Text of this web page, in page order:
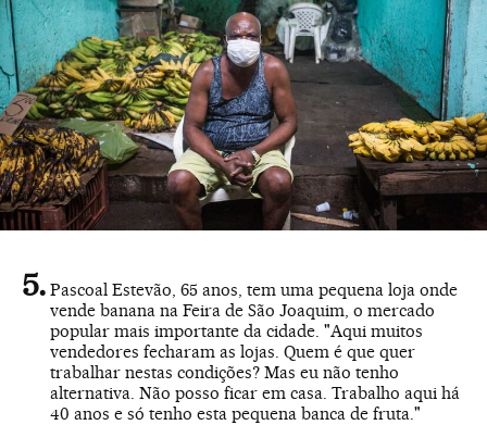
Pascoal Estevão, 65 anos, tem uma pequena loja onde
vende banana na Feira de São Joaquim, o mercado
popular mais importante da cidade. "Aqui muitos
vendedores fecharam as lojas. Quem é que quer
trabalhar nestas condições? Mas eu não tenho
alternativa. Não posso ficar em casa. Trabalho aqui há
40 anos e só tenho esta pequena banca de fruta."